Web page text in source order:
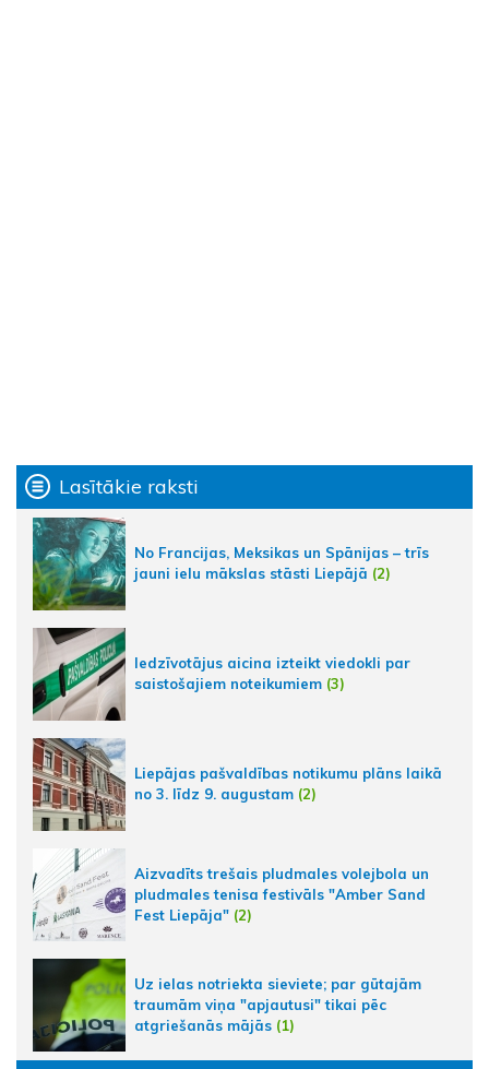
Lasītākie raksti
No Francijas, Meksikas un Spānijas – trīs
jauni ielu mākslas stāsti Liepājā (2)
Iedzīvotājus aicina izteikt viedokli par
saistošajiem noteikumiem (3)
Liepājas pašvaldības notikumu plāns laikā
no 3. līdz 9. augustam (2)
Aizvadīts trešais pludmales volejbola un
pludmales tenisa festivāls "Amber Sand
Fest Liepāja" (2)
Uz ielas notriekta sieviete; par gūtajām
traumām viņa "apjautusi" tikai pēc
atgriešanās mājās (1)